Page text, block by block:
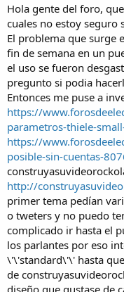
Hola gente del foro,
cuales no estoy seguro
El problema que surge
fin de semana en un
el uso se fueron
pregunto si podia
Entonces me puse a
https://
parametros-thiele-
https://
posible-sin-cuentas-
http://
primer tema pedían
o tweters y no puedo
complicado ir hasta el
los parlantes por eso
\'\'standard\'\' hasta
de
diseño que gustase de